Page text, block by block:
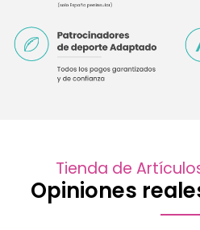
Tienda de
Opiniones